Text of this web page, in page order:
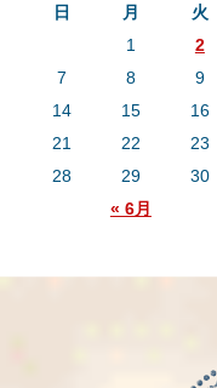
日
月 火
« 6月
1 2
7
8 9
14
15 16
21
22 23
28
29 30